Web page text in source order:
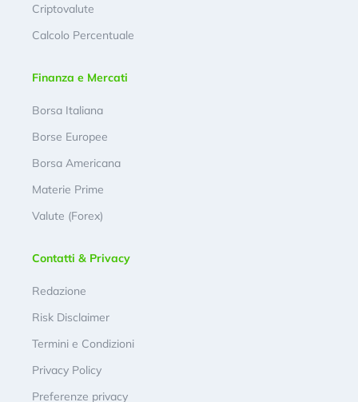
Criptovalute
Calcolo Percentuale
Finanza e Mercati
Borsa Italiana
Borse Europee
Borsa Americana
Materie Prime
Valute (Forex)
Contatti & Privacy
Redazione
Risk Disclaimer
Termini e Condizioni
Privacy Policy
Preferenze privacy